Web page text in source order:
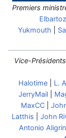
Premiers
Elbartoz
Yukmouth
Vice-
Halotime
L.
JerryMail|
MaxCC
Latthis
John
Antonio